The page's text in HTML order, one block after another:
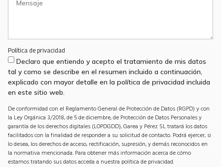
Política de privacidad
Declaro que entiendo y acepto el tratamiento de mis datos
tal y como se describe en el resumen incluido a continuación,
explicado con mayor detalle en la política de privacidad incluida
en este sitio web.
De conformidad con el Reglamento General de Protección de Datos (RGPD) y con
la Ley Orgánica 3/2018, de 5 de diciembre, de Protección de Datos Personales y
garantía de los derechos digitales (LOPDGDD), Garea y Pérez SL tratará los datos
facilitados con la finalidad de responder a su solicitud de contacto. Podrá ejercer, si
lo desea, los derechos de acceso, rectificación, supresión, y demás reconocidos en
la normativa mencionada. Para obtener más información acerca de cómo
estamos tratando sus datos acceda a nuestra política de privacidad.